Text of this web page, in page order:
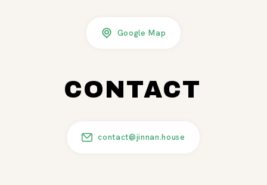
Google Map
CONTACT
contact@jinnan.house